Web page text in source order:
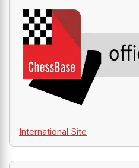
International Site